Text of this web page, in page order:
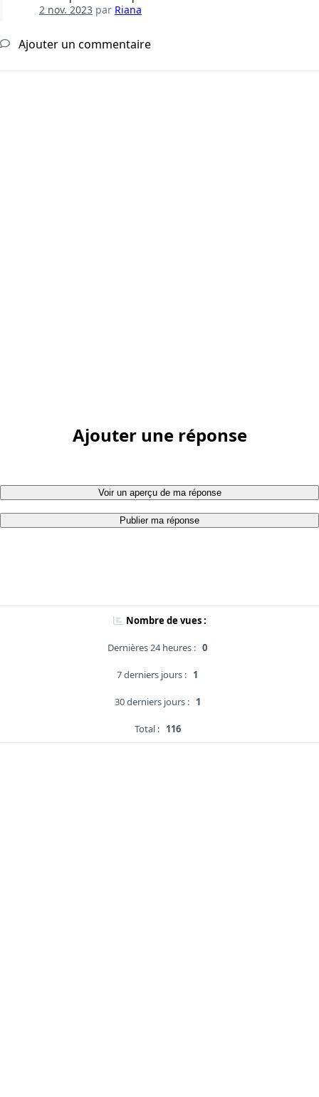
2 nov. 2023par Riana
Ajouter un commentaire
Ajouter une réponse
Voir un aperçu de ma réponse
Publier ma réponse
Nombre de vues :
Dernières 24 heures : 0
7 derniers jours : 1
30 derniers jours : 1
Total : 116